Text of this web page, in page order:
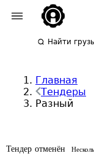
Найти
Главная
Тендеры
Разный
Тендер отменён